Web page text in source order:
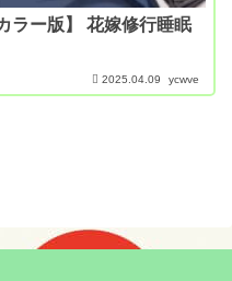
ラー版】 花嫁修行睡眠
2025.04.09 ycwve